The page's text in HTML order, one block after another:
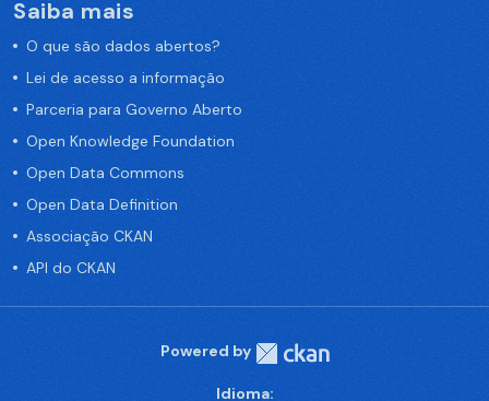
Saiba mais
O que são dados abertos?
Lei de acesso a informação
Parceria para Governo Aberto
Open Knowledge Foundation
Open Data Commons
Open Data Definition
Associação CKAN
API do CKAN
Powered by
Idioma